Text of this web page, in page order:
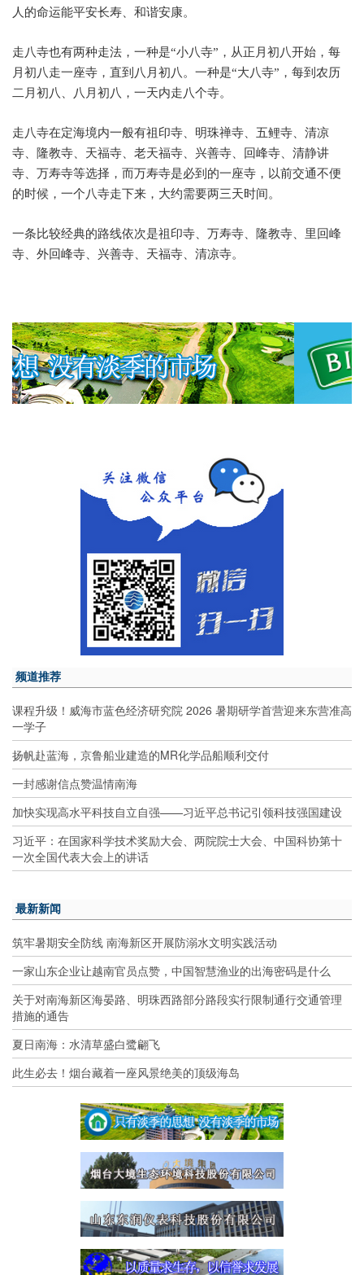
人的命运能平安长寿、和谐安康。
走八寺也有两种走法，一种是“小八寺” ，从正月初八开始，每
月初八走一座寺，直到八月初八。一种是“大八寺” ，每到农历
二月初八、八月初八，一天内走八个寺。
走八寺在定海境内一般有祖印寺、明珠禅寺、五鲤寺、清凉
寺、隆教寺、天福寺、老天福寺、兴善寺、回峰寺、清静讲
寺、万寿寺等选择，而万寿寺是必到的一座寺，以前交通不便
的时候，一个八寺走下来，大约需要两三天时间。
一条比较经典的路线依次是祖印寺、万寿寺、隆教寺、里回峰
寺、外回峰寺、兴善寺、天福寺、清凉寺。
频道推荐
课程升级！威海市蓝色经济研究院 2026 暑期研学首营迎来东营准高
一学子
扬帆赴蓝海，京鲁船业建造的MR化学品船顺利交付
一封感谢信点赞温情南海
加快实现高水平科技自立自强——习近平总书记引领科技强国建设
习近平：在国家科学技术奖励大会、两院院士大会、中国科协第十
一次全国代表大会上的讲话
最新新闻
筑牢暑期安全防线 南海新区开展防溺水文明实践活动
一家山东企业让越南官员点赞，中国智慧渔业的出海密码是什么
关于对南海新区海晏路、明珠西路部分路段实行限制通行交通管理
措施的通告
夏日南海：水清草盛白鹭翩飞
此生必去！烟台藏着一座风景绝美的顶级海岛